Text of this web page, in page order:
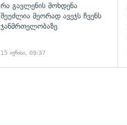
რა გავლენის მოხდენა
შეუძლია მეორად ავეჯს ჩვენს
ჯანმრთელობაზე
15 ივნისი, 09:37